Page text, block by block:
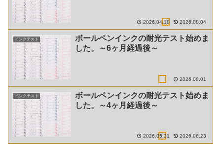
2026.04.18 2026.08.04
インクテスト
ボールペンインクの耐光テスト始めま
した。～6ヶ月経過後～
2026.08.01
インクテスト
ボールペンインクの耐光テスト始めま
した。～4ヶ月経過後～
2026.05.31 2026.06.23